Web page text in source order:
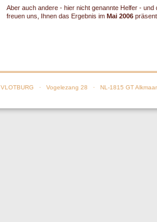
Aber auch andere - hier nicht genannte Helfer -
freuen uns, Ihnen das Ergebnis im Mai 2006
VLOTBURG · Vogelezang 28 · NL-1815 GT